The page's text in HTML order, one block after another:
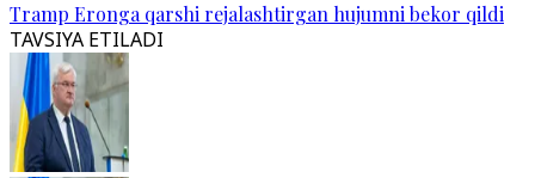
Tramp Eronga qarshi rejalashtirgan hujumni bekor qildi
TAVSIYA ETILADI